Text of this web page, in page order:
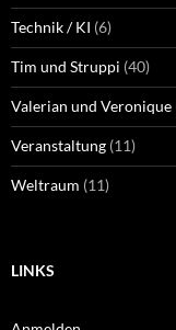
Technik / KI (6)
Tim und Struppi (40)
Valerian und Veronique
Veranstaltung (11)
Weltraum (11)
LINKS